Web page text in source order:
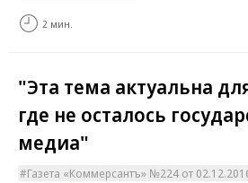
2 мин.
"Эта тема актуальна
где не осталось
медиа"
Газета «Коммерсантъ» №224 от